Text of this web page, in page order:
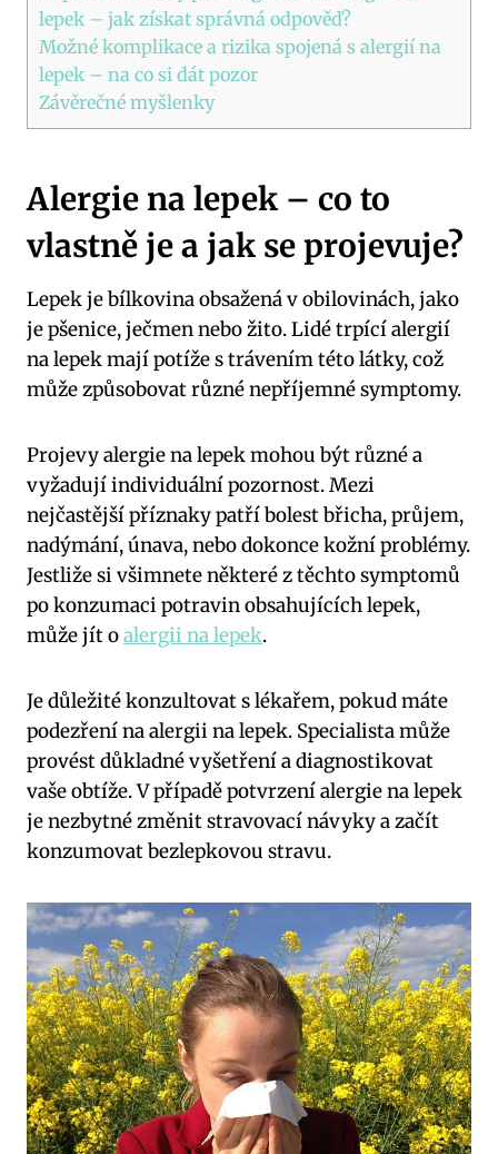
lepek – jak získat správná odpověď?
Možné komplikace a rizika spojená s alergií na
lepek – na co si dát pozor
Závěrečné myšlenky
Alergie na lepek – co to
vlastně je a jak se projevuje?
Lepek je bílkovina obsažená v obilovinách, jako
je pšenice, ječmen nebo žito. Lidé trpící alergií
na lepek mají potíže s trávením této látky, což
může způsobovat různé nepříjemné symptomy.
Projevy alergie na lepek mohou být různé a
vyžadují individuální pozornost. Mezi
nejčastější příznaky patří bolest břicha, průjem,
nadýmání, únava, nebo dokonce kožní problémy.
Jestliže si všimnete některé z těchto symptomů
po konzumaci potravin obsahujících lepek,
může jít oalergii na lepek.
Je důležité konzultovat s lékařem, pokud máte
podezření na alergii na lepek. Specialista může
provést důkladné vyšetření a diagnostikovat
vaše obtíže. V případě potvrzení alergie na lepek
je nezbytné změnit stravovací návyky a začít
konzumovat bezlepkovou stravu.